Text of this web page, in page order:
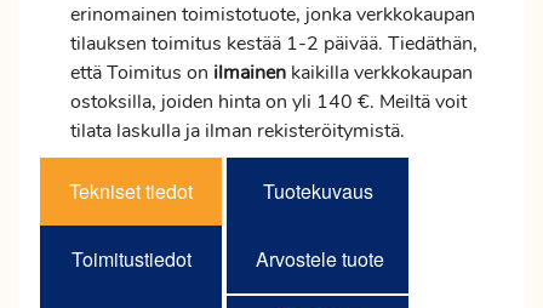
erinomainen toimistotuote, jonka verkkokaupan
tilauksen toimitus kestää 1-2 päivää. Tiedäthän,
että Toimitus on ilmainen kaikilla verkkokaupan
ostoksilla, joiden hinta on yli 140 €. Meiltä voit
tilata laskulla ja ilman rekisteröitymistä.
Tekniset tiedot Tuotekuvaus
Toimitustiedot Arvostele tuote